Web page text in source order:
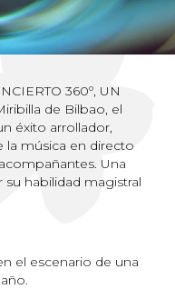
360º, UN
de Bilbao, el
éxito arrollador,
la música en directo
Una
habilidad magistral
el escenario de una